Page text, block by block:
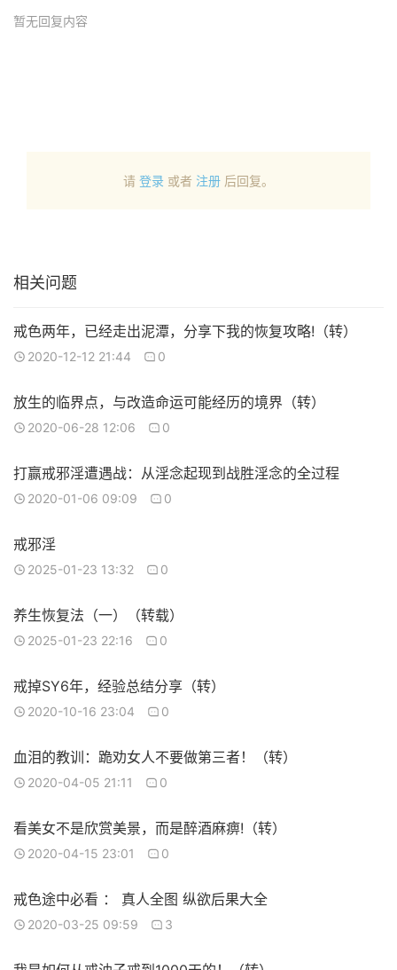
暂无回复内容
请 登录 或者 注册 后回复。
相关问题
戒色两年，已经走出泥潭，分享下我的恢复攻略!（转）
2020-12-12 21:44 0
放生的临界点，与改造命运可能经历的境界（转）
2020-06-28 12:06 0
打赢戒邪淫遭遇战：从淫念起现到战胜淫念的全过程
2020-01-06 09:09 0
戒邪淫
2025-01-23 13:32 0
养生恢复法（一）（转载）
2025-01-23 22:16 0
戒掉SY6年，经验总结分享（转）
2020-10-16 23:04 0
血泪的教训：跪劝女人不要做第三者！（转）
2020-04-05 21:11 0
看美女不是欣赏美景，而是醉酒麻痹!（转）
2020-04-15 23:01 0
戒色途中必看 ： 真人全图 纵欲后果大全
2020-03-25 09:59 3